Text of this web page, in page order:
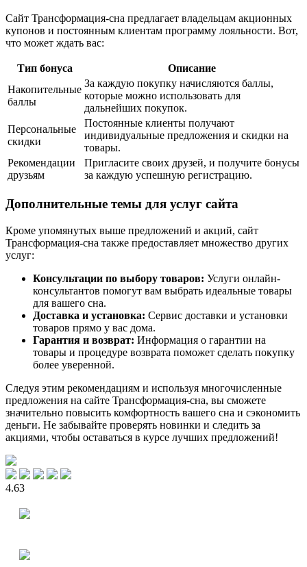
Сайт Трансформация-сна предлагает владельцам акционных
купонов и постоянным клиентам программу лояльности. Вот,
что может ждать вас:
Тип бонуса
Описание
Накопительные
баллы
За каждую покупку начисляются баллы,
которые можно использовать для
дальнейших покупок.
Персональные
скидки
Постоянные клиенты получают
индивидуальные предложения и скидки на
товары.
Рекомендации
друзьям
Пригласите своих друзей, и получите бонусы
за каждую успешную регистрацию.
Дополнительные темы для услуг сайта
Кроме упомянутых выше предложений и акций, сайт
Трансформация-сна также предоставляет множество других
услуг:
Консультации по выбору товаров: Услуги онлайн-
консультантов помогут вам выбрать идеальные товары
для вашего сна.
Доставка и установка: Сервис доставки и установки
товаров прямо у вас дома.
Гарантия и возврат: Информация о гарантии на
товары и процедуре возврата поможет сделать покупку
более уверенной.
Следуя этим рекомендациям и используя многочисленные
предложения на сайте Трансформация-сна, вы сможете
значительно повысить комфортность вашего сна и сэкономить
деньги. Не забывайте проверять новинки и следить за
акциями, чтобы оставаться в курсе лучших предложений!
4.63